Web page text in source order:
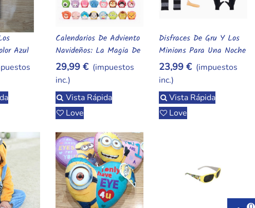
Azul
Añadir Al Carrito
Calendarios De Adviento
Navideños: La Magia De
La Navidad En Cada Día
29,99 € (impuestos
inc.)
Vista Rápida
Love
Añadir Al Carrito
Disfraces De Gru Y Los
Minions Para Una Noche
De Diversión
23,99 € (impuestos
inc.)
Vista Rápida
Love